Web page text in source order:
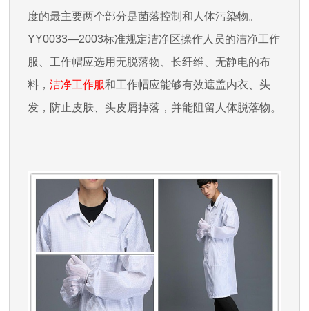
度的最主要两个部分是菌落控制和人体污染物。
YY0033—2003标准规定洁净区操作人员的洁净工作
服、工作帽应选用无脱落物、长纤维、无静电的布
料， 洁净工作服和工作帽应能够有效遮盖内衣、头
发，防止皮肤、头皮屑掉落，并能阻留人体脱落物。